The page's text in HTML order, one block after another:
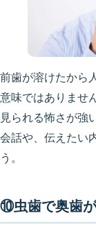
前歯が溶けたから
意味ではありませ
見られる怖さが強
会話や、伝えたい
う。
⑩虫歯で奥歯